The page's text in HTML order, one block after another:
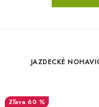
JAZDECKÉ
60 %